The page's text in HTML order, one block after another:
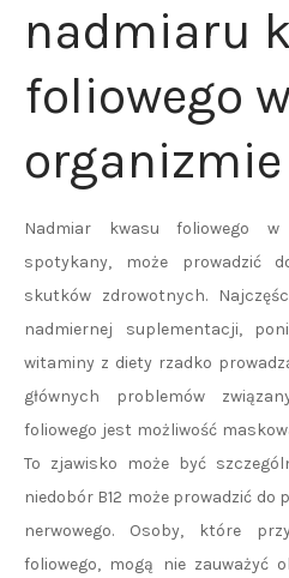
nadmiaru
foliowego
organizmie
Nadmiar kwasu foliowego
spotykany, może prowadzić
skutków zdrowotnych.
nadmiernej suplementacji,
witaminy z diety rzadko
głównych problemów
foliowego jest możliwość
To zjawisko może być
niedobór B12 może prowadzić do
nerwowego. Osoby, które
foliowego, mogą nie zauważyć